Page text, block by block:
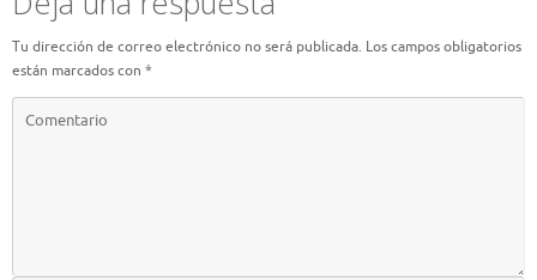
Tu dirección de correo electrónico no será publicada. Los campos obligatorios
están marcados con *